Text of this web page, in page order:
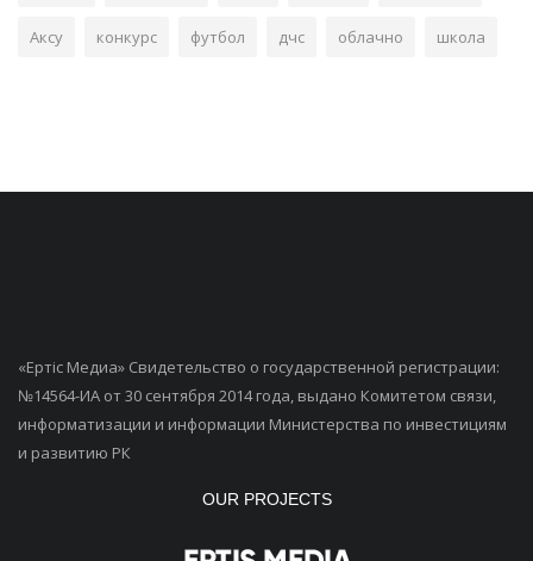
Аксу конкурс футбол дчс облачно школа
«Ертiс Медиа» Свидетельство о государственной регистрации:
№14564-ИА от 30 сентября 2014 года, выдано Комитетом связи,
информатизации и информации Министерства по инвестициям
и развитию РК
OUR PROJECTS